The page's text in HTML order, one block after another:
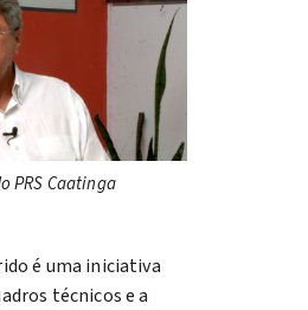
PRS Caatinga
é uma iniciativa
técnicos e a